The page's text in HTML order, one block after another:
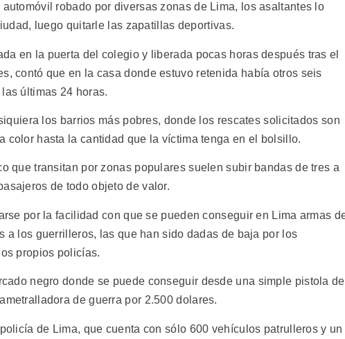
robado por diversas zonas de Lima, los asaltantes lo
luego quitarle las zapatillas deportivas.
en la puerta del colegio y liberada pocas horas después tras el
contó que en la casa donde estuvo retenida había otros seis
últimas 24 horas.
los barrios más pobres, donde los rescates solicitados son
color hasta la cantidad que la víctima tenga en el bolsillo.
que transitan por zonas populares suelen subir bandas de tres a
de todo objeto de valor.
por la facilidad con que se pueden conseguir en Lima armas
a los guerrilleros, las que han sido dadas de baja por los
propios policías.
negro donde se puede conseguir desde una simple pistola de
de guerra por 2.500 dolares.
de Lima, que cuenta con sólo 600 vehículos patrulleros y un